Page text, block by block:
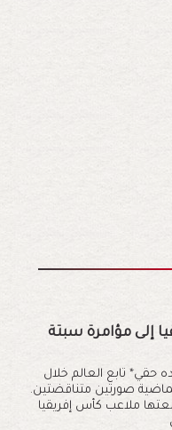
إلى مؤامرة سبتة
حقي* تابع العالم خلال
صورتين متناقضتين.
ملاعب كأس إفريقيا